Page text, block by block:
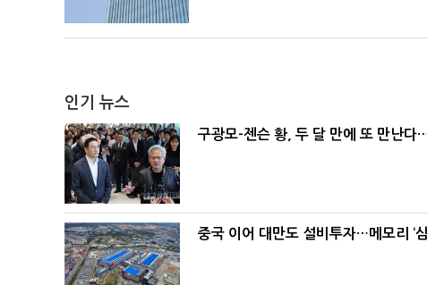
인기 뉴스
구광모-젠슨 황, 두 달 만에 또 만난다
중국 이어 대만도 설비투자…메모리 ‘